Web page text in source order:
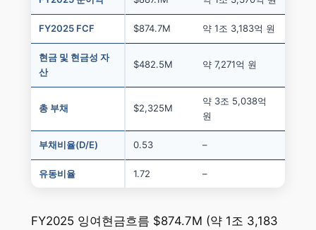
FY2025 FCF $874.7M 약 1조 3,183억 원
현금 및 현금성 자
산
$482.5M 약 7,271억 원
총 부채 $2,325M
약 3조 5,038억
원
부채비율(D/E) 0.53 –
유동비율 1.72 –
FY2025 잉여현금흐름 $874.7M (약 1조 3,183